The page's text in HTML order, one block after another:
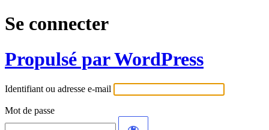
Se connecter
Propulsé par WordPress
Identifiant ou adresse e-mail
Mot de passe